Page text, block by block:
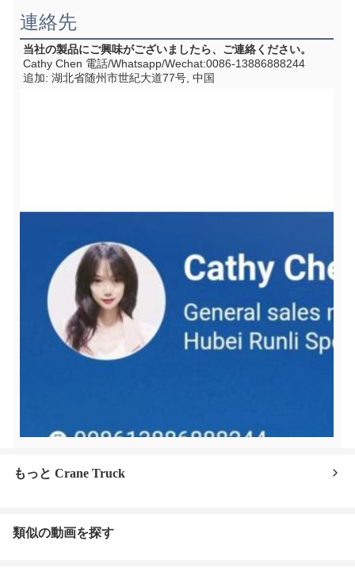
連絡先
当社の製品にご興味がございましたら、ご連絡ください。
Cathy Chen 電話/Whatsapp/Wechat:0086-13886888244
追加: 湖北省随州市世紀大道77号, 中国
もっと Crane Truck
類似の動画を探す